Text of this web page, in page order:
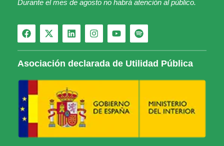
Durante el mes de agosto no habrá atención al público.
Asociación declarada de Utilidad Pública